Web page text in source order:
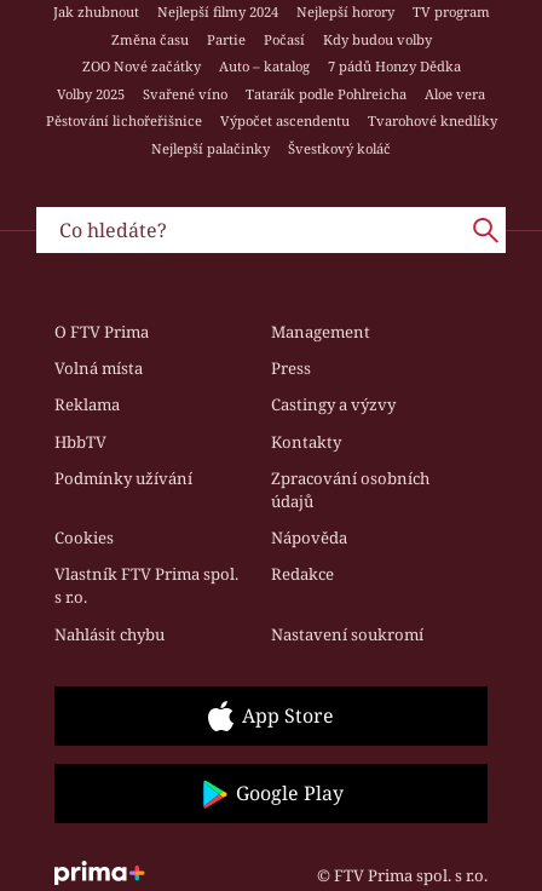
Jak zhubnout Nejlepší filmy 2024 Nejlepší horory
TV program
Změna času
Partie Počasí
Kdy budou volby
ZOO Nové začátky
Auto – katalog
7 pádů Honzy Dědka
Volby 2025
Svařené víno Tatarák podle Pohlreicha
Aloe vera
Pěstování lichořeřišnice
Výpočet ascendentu
Tvarohové knedlíky
Nejlepší palačinky
Švestkový koláč
O FTV Prima
Management
Volná místa
Press
Reklama
Castingy a výzvy
HbbTV
Kontakty
Podmínky užívání
Zpracování osobních
údajů
Cookies
Nápověda
Vlastník FTV Prima spol.
s r.o.
Redakce
Nahlásit chybu Nastavení soukromí
App Store
Google Play
© FTV Prima spol. s r.o.